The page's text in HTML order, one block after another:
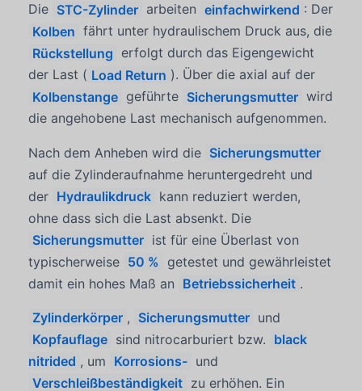
Die STC-Zylinder arbeiten einfachwirkend : Der
Kolben fährt unter hydraulischem Druck aus, die
Rückstellung erfolgt durch das Eigengewicht
der Last ( Load Return ). Über die axial auf der
Kolbenstange geführte Sicherungsmutter wird
die angehobene Last mechanisch aufgenommen.
Nach dem Anheben wird die Sicherungsmutter
auf die Zylinderaufnahme heruntergedreht und
der Hydraulikdruck kann reduziert werden,
ohne dass sich die Last absenkt. Die
Sicherungsmutter ist für eine Überlast von
typischerweise 50 % getestet und gewährleistet
damit ein hohes Maß an Betriebssicherheit .
Zylinderkörper , Sicherungsmutter und
Kopfauflage sind nitrocarburiert bzw. black
nitrided , um Korrosions- und
Verschleißbeständigkeit zu erhöhen. Ein